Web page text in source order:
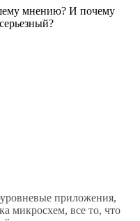
мнению? И почему
приложения,
микросхем, все то, что